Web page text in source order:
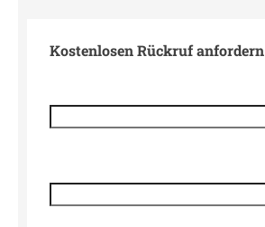
Kostenlosen Rückruf anfordern